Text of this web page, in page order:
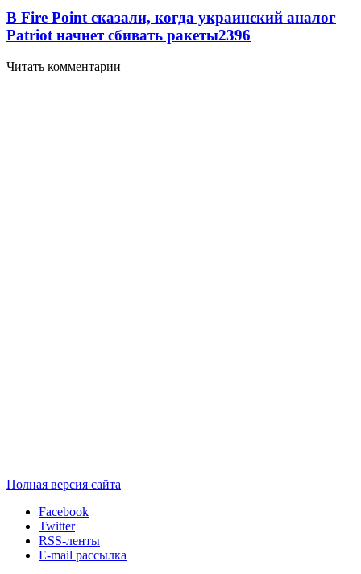
В Fire Point сказали, когда украинский аналог
Patriot начнет сбивать ракеты2396
Читать комментарии
Полная версия сайта
Facebook
Twitter
RSS-ленты
E-mail рассылка